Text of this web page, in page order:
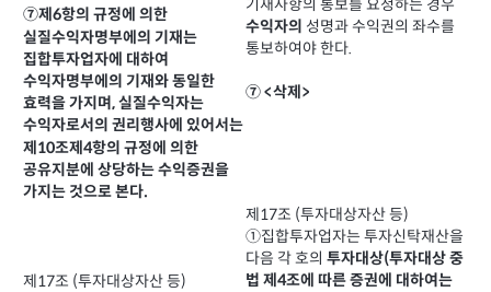
⑦제6항의 규정에 의한
실질수익자명부에의 기재는
집합투자업자에 대하여
수익자명부에의 기재와 동일한
효력을 가지며, 실질수익자는
수익자로서의 권리행사에 있어서는
제10조제4항의 규정에 의한
공유지분에 상당하는 수익증권을
가지는 것으로 본다.
기재사항의 통보를 요청하는 경우
수익자의 성명과 수익권의 좌수를
통보하여야 한다.
⑦ <삭제>
제17조 (투자대상자산 등)
제17조 (투자대상자산 등)
①집합투자업자는 투자신탁재산을
다음 각 호의 투자대상(투자대상 중
법 제4조에 따른 증권에 대하여는